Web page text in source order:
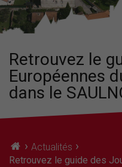
Retrouvez le
Européennes
dans le
› Actualités ›
Retrouvez le guide des